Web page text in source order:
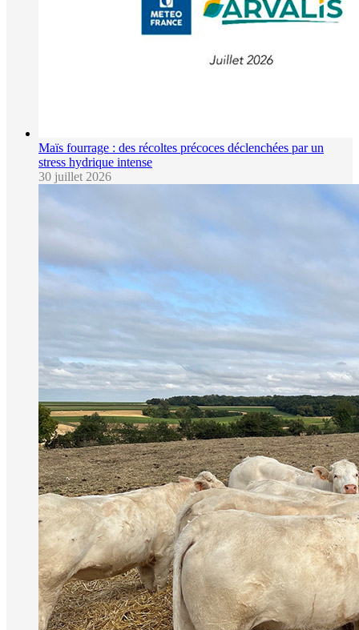
Maïs fourrage : des récoltes précoces déclenchées par un
stress hydrique intense
30 juillet 2026